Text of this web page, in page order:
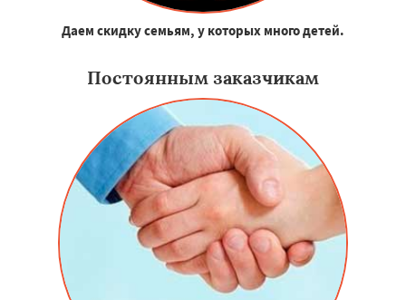
Даем скидку семьям, у которых много детей.
Постоянным заказчикам